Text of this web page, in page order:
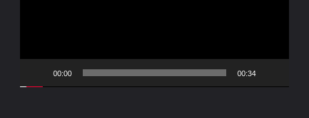
00:00 00:34